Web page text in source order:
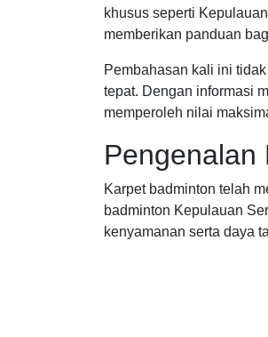
khusus seperti
memberikan panduan
Pembahasan kali ini
tepat. Dengan informasi
memperoleh nilai
Pengenalan
Karpet badminton telah
badminton Kepulauan
kenyamanan serta daya